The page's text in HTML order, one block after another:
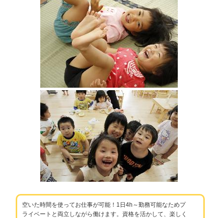
空いた時間を使ってお仕事が可能！1日4h～勤務可能なためプ
ライベートと両立しながら働けます。資格を活かして、楽しく